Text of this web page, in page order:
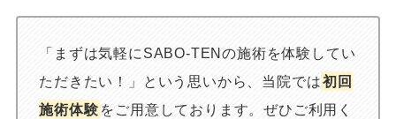
「まずは気軽にSABO-TENの施術を体験してい
ただきたい！」という思いから、当院では初回
施術体験 をご用意しております。ぜひご利用く